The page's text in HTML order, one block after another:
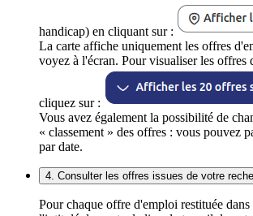
handicap) en cliquant sur :
La carte affiche uniquement les offres
voyez à l'écran. Pour visualiser les offres
cliquez sur :
Vous avez également la possibilité de
« classement » des offres : vous pouvez
par date.
4. Consulter les offres issues de votre
Pour chaque offre d'emploi restituée